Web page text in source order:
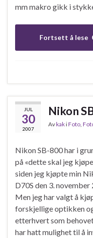
mm makro gikk i
Fortsett å lese
JUL
30
2007
Nikon
AvkakiFoto
Nikon SB-800 har i
på «dette skal jeg
siden jeg kjøpte min
D70S den 3. november
Men jeg har valgt å
forskjellige optikken
etterhvert som
har hatt mulighet til å